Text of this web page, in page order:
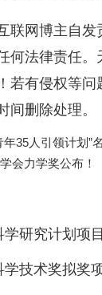
联网博主自发
何法律责任。
若有侵权等问
间删除处理。
年35人引领计划”
会力学奖公布！
研究计划项
技术奖拟奖